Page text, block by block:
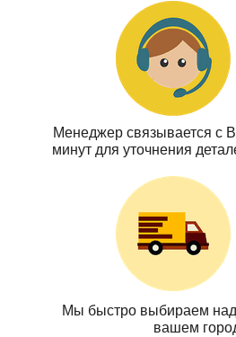
Менеджер связывается с
минут для уточнения
Мы быстро выбираем
вашем